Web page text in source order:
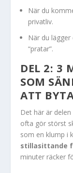
När du
privatliv.
När du
“pratar”.
DEL 2: 3
SOM
ATT
Det här är
ofta gör störst
som en klump i
stillasittande
minuter räcker